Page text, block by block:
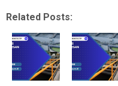
Related Posts: